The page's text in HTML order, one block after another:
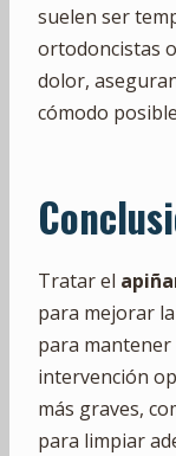
suelen ser
ortodoncistas
dolor,
cómodo
Tratar el
para mejorar
para mantener
intervención
más graves,
para limpiar